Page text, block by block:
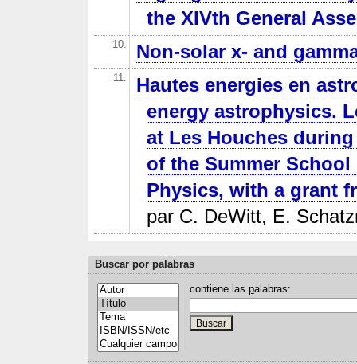
the XIVth General
10. Non-solar x- and
11.
Hautes energies en
energy astrophysics.
at Les Houches
of the Summer
Physics, with a grant
par C. DeWitt, E.
Buscar por palabras
contiene las palabras: